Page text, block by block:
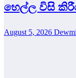
හෙල්ල විසි
August 5, 2026